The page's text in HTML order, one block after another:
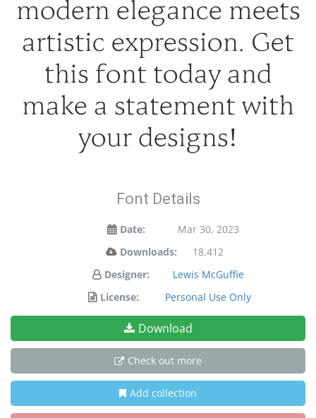
modern elegance meets
artistic expression. Get
this font today and
make a statement with
your designs!
Font Details
Date:
Mar 30, 2023
Downloads:
18,412
Designer:
Lewis McGuffie
License:
Personal Use Only
Download
Check out more
Add collection